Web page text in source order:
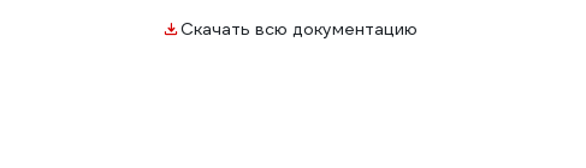
Скачать всю документацию